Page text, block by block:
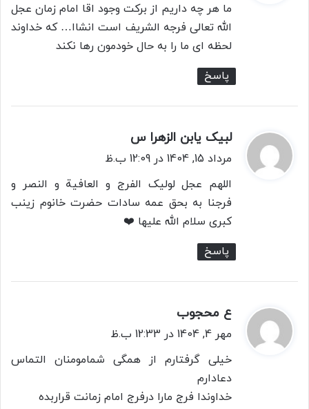
ما هر چه داریم از برکت وجود اقا امام زمان عجل
الله تعالی فرجه الشریف است انشاا… که خداوند
لحظه ای ما را به حال خودمون رها نکند
پاسخ
لبیک یابن الزهرا س
ف
مرداد 15, 1404 در 12:09 ب.ظ
اللهم عجل لولیک الفرج و العافیة و النصر و
فرجنا به بحق عمه سادات حضرت خانوم زینب
کبری سلام الله علیها ❤️
پاسخ
ع محجوب
ف
مهر 4, 1404 در 12:33 ب.ظ
خیلی گرفتارم از همگی شمامومنان التماس
دعادارم
خداوندا فرج مارا درفرج امام زمانت قراربده